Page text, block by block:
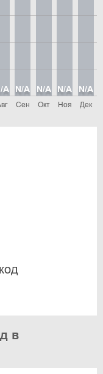
A
Сен
N/A
Окт
N/A
Ноя
N/A
Дек
N/A
в